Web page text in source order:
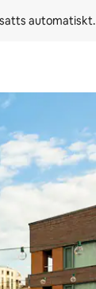
automatiskt.